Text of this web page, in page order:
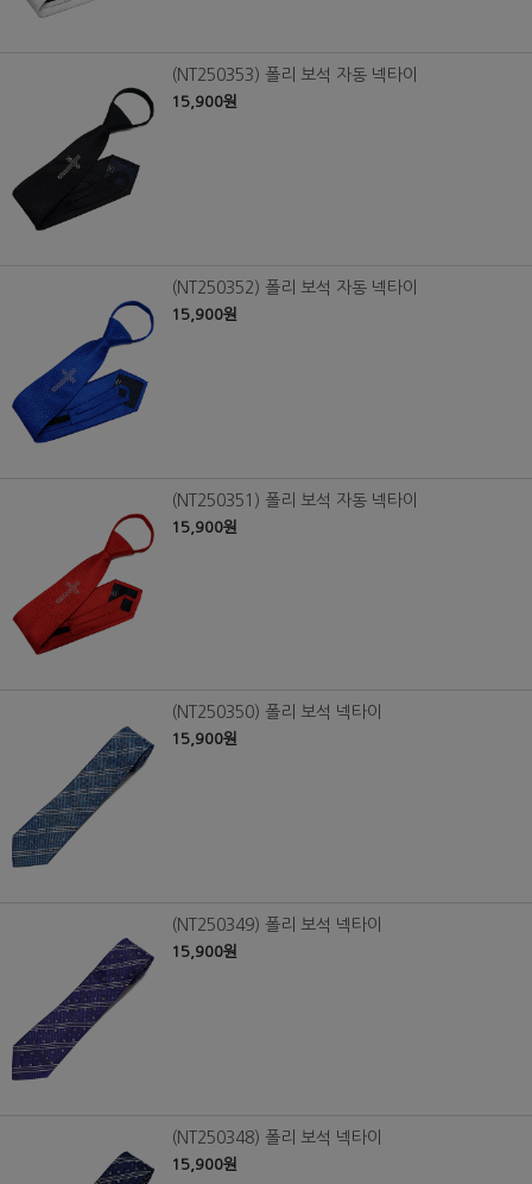
(NT250353) 폴리 보석 자동 넥타이
15,900원
(NT250352) 폴리 보석 자동 넥타이
15,900원
(NT250351) 폴리 보석 자동 넥타이
15,900원
(NT250350) 폴리 보석 넥타이
15,900원
(NT250349) 폴리 보석 넥타이
15,900원
(NT250348) 폴리 보석 넥타이
15,900원